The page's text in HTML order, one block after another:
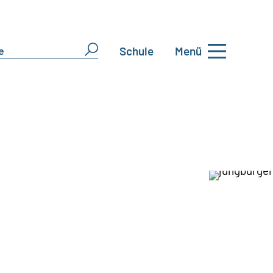
Schule Menü